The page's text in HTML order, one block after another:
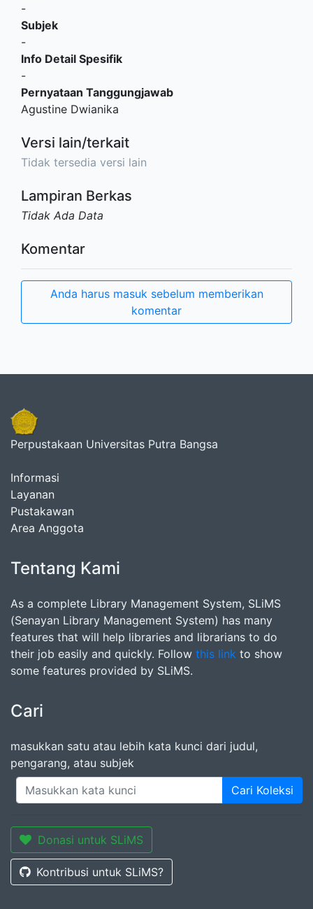
-
Subjek
-
Info Detail Spesifik
-
Pernyataan Tanggungjawab
Agustine Dwianika
Versi lain/terkait
Tidak tersedia versi lain
Lampiran Berkas
Tidak Ada Data
Komentar
Anda harus masuk sebelum memberikan
komentar
Perpustakaan Universitas Putra Bangsa
Informasi
Layanan
Pustakawan
Area Anggota
Tentang Kami
As a complete Library Management System, SLiMS
(Senayan Library Management System) has many
features that will help libraries and librarians to do
their job easily and quickly. Follow this link to show
some features provided by SLiMS.
Cari
masukkan satu atau lebih kata kunci dari judul,
pengarang, atau subjek
Cari Koleksi
Donasi untuk SLiMS
Kontribusi untuk SLiMS?